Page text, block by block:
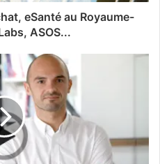
eSanté au Royaume-
ASOS...